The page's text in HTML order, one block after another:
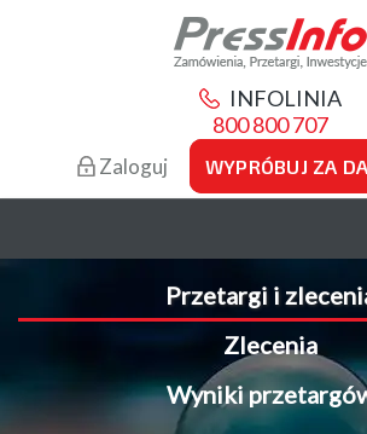
INFOLINIA
800 800 707
Zaloguj WYPRÓBUJ ZA
Przetargi i
Zlecenia
Wyniki